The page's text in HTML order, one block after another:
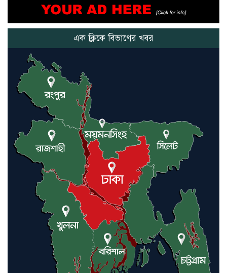
মানুষের উপকার হয় : প্রধানমন্ত্রী
যুক্তরাষ্ট্র ও ইসরায়েল বাদে হরমুজ
প্রণালি সবার জন্য উন্মুক্ত: আরাকচি
এবার চীনের দ্বারস্থ হলেন ডোনাল্ড
ট্রাম্প
ইরানে কঠোর হামলা অব্যাহত রাখতে
ট্রাম্পকে আহ্বান সৌদি আরবের
ইরাকসহ মধ্যপ্রাচ্যে ২৪ হামলা চালাল
ইরানপন্থি গোষ্ঠী
এক ক্লিকে বিভাগের খবর